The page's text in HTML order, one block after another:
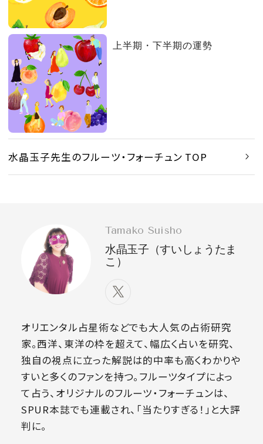
上半期・下半期の運勢
水晶玉子先生のフルーツ・フォーチュン TOP
Tamako Suisho
水晶玉子（すいしょうたま
こ）
オリエンタル占星術などでも大人気の占術研究
家。西洋、東洋の枠を超えて、幅広く占いを研究、
独自の視点に立った解説は的中率も高くわかりや
すいと多くのファンを持つ。フルーツタイプによっ
て占う、オリジナルのフルーツ・フォーチュンは、
SPUR本誌でも連載され、「当たりすぎる！」と大評
判に。